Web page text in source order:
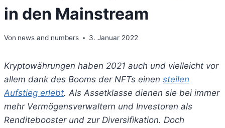
in den Mainstream
Von news and numbers 3. Januar 2022
Kryptowährungen haben 2021 auch und vielleicht vor
allem dank des Booms der NFTs einen steilen
Aufstieg erlebt. Als Assetklasse dienen sie bei immer
mehr Vermögensverwaltern und Investoren als
Renditebooster und zur Diversifikation. Doch